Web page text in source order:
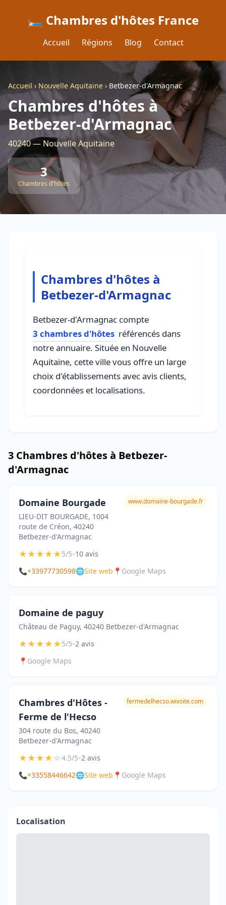
🛏️ Chambres d'hôtes France
Accueil Régions Blog Contact
Accueil › Nouvelle Aquitaine › Betbezer-d'Armagnac
Chambres d'hôtes à
Betbezer-d'Armagnac
40240 — Nouvelle Aquitaine
3
Chambres d'hôtes
Chambres d'hôtes à
Betbezer-d'Armagnac
Betbezer-d'Armagnac compte
3 chambres d'hôtes référencés dans
notre annuaire. Située en Nouvelle
Aquitaine, cette ville vous offre un large
choix d'établissements avec avis clients,
coordonnées et localisations.
3 Chambres d'hôtes à Betbezer-
d'Armagnac
Domaine Bourgade
LIEU-DIT BOURGADE, 1004
route de Créon, 40240
Betbezer-d'Armagnac
www.domaine-bourgade.fr
★★★★★5/5•10 avis
📞+33977730598🌐Site web 📍 Google Maps
Domaine de paguy
Château de Paguy, 40240 Betbezer-d'Armagnac
★★★★★5/5•2 avis
📍 Google Maps
Chambres d'Hôtes -
Ferme de l'Hecso
304 route du Bos, 40240
Betbezer-d'Armagnac
fermedelhecso.wixsite.com
★★★★☆4.5/5•2 avis
📞+33558446642🌐Site web 📍 Google Maps
Localisation